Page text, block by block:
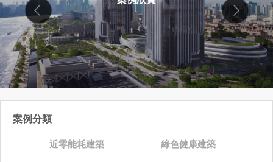
案例分類
近零能耗建築 綠色健康建築